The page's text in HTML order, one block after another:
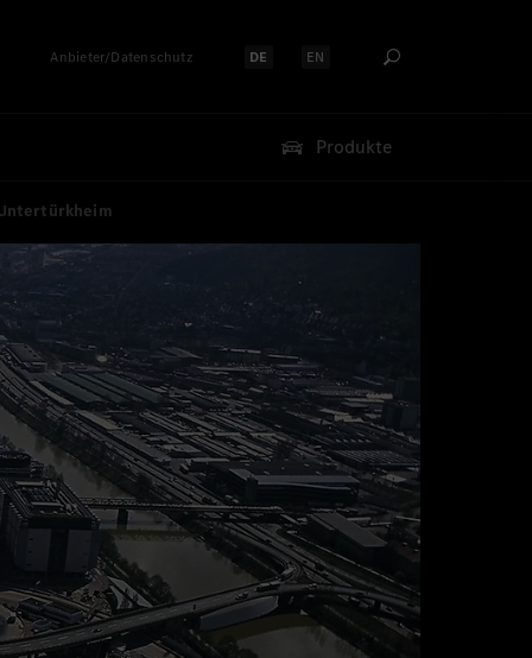
Anbieter/Datenschutz Sprache auswählen:
DE Sprache auswählen:
EN
Produkte